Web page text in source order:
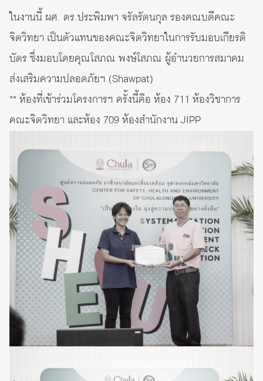
ในงานนี้ ผศ. ดร.ประพิมพา จรัลรัตนกุล รองคณบดีคณะ
จิตวิทยา เป็นตัวแทนของคณะจิตวิทยาในการรับมอบเกียรติ
บัตร ซึ่งมอบโดยคุณโสภณ พงษ์โสภณ ผู้อำนวยการสมาคม
ส่งเสริมความปลอดภัยฯ (Shawpat)
** ห้องที่เข้าร่วมโครงการฯ ครั้งนี้คือ ห้อง 711 ห้องวิชาการ
คณะจิตวิทยา และห้อง 709 ห้องสำนักงาน JIPP